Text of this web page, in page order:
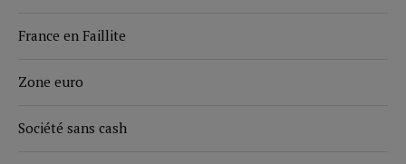
France en Faillite
Zone euro
Société sans cash